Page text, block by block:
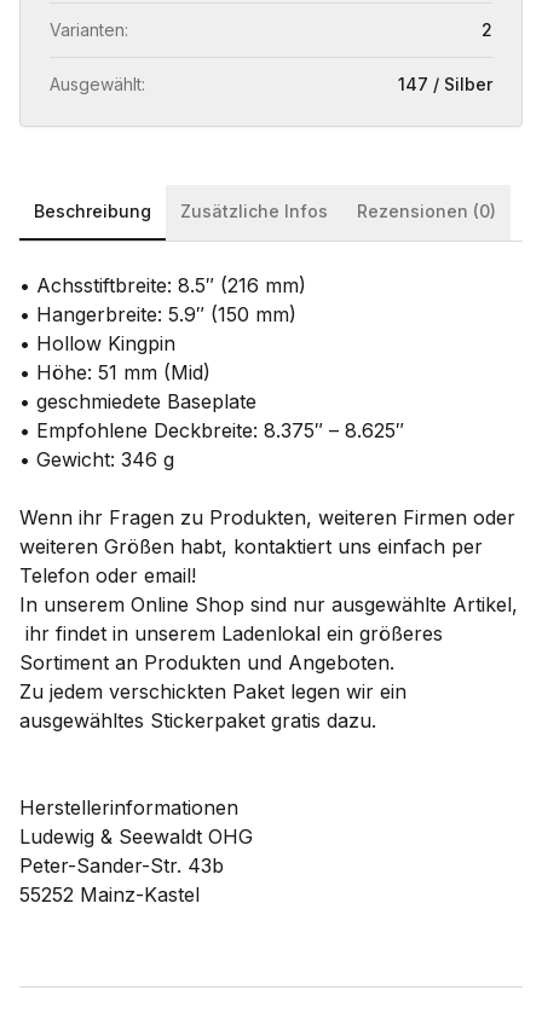
Varianten: 2
Ausgewählt: 147 / Silber
Beschreibung Zusätzliche Infos Rezensionen (0)
• Achsstiftbreite: 8.5″ (216 mm)
• Hangerbreite: 5.9″ (150 mm)
• Hollow Kingpin
• Höhe: 51 mm (Mid)
• geschmiedete Baseplate
• Empfohlene Deckbreite: 8.375″ – 8.625″
• Gewicht: 346 g
Wenn ihr Fragen zu Produkten, weiteren Firmen oder
weiteren Größen habt, kontaktiert uns einfach per
Telefon oder email!
In unserem Online Shop sind nur ausgewählte Artikel,
ihr findet in unserem Ladenlokal ein größeres
Sortiment an Produkten und Angeboten.
Zu jedem verschickten Paket legen wir ein
ausgewähltes Stickerpaket gratis dazu.
Herstellerinformationen
Ludewig & Seewaldt OHG
Peter-Sander-Str. 43b
55252 Mainz-Kastel